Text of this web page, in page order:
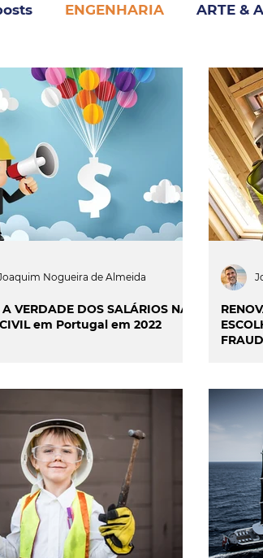
ENGENHARIA ARTE &
& TELECOM
& SUSTENTABILIDADE
& SAÚDE OPINIÃO & TRENDS
& OBRAS ENTREVISTAS
VERDADE DOS SALÁRIOS NA
em Portugal em 2022
Nogueira de Almeida